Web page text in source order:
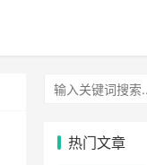
热门文章